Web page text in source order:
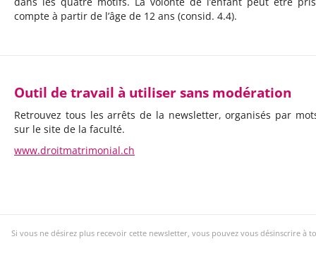
compte à partir de l’âge de 12 ans (consid. 4.4).
Outil de travail à utiliser sans modération
Retrouvez tous les arrêts de la newsletter, organisés par
sur le site de la faculté.
www.droitmatrimonial.ch
Si vous ne désirez plus recevoir cette newsletter, vous pouvez vous désinscrire à